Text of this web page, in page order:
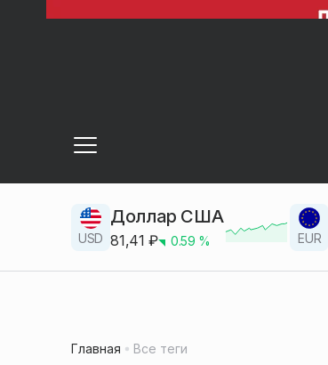
USD
Доллар США
81,41 ₽ 0.59 % EUR
Главная Все теги